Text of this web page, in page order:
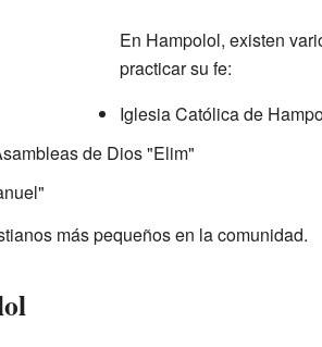
En Hampolol, existen
practicar su fe:
Iglesia Católica de
de Dios "Elim"
más pequeños en la comunidad.